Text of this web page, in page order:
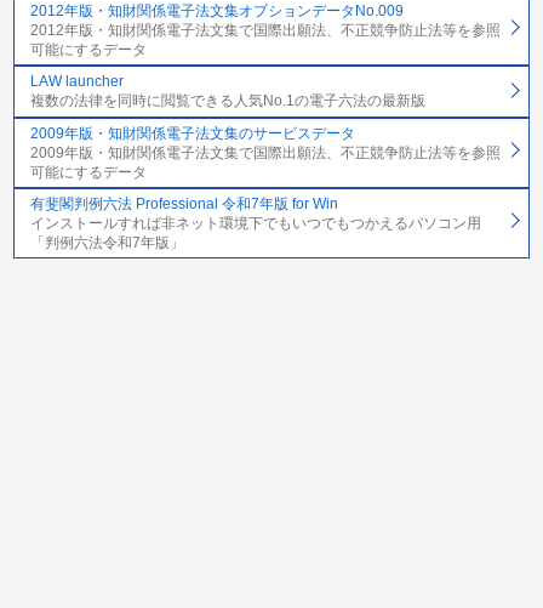
2012年版・知財関係電子法文集オプションデータNo.009
2012年版・知財関係電子法文集で国際出願法、不正競争防止法等を参照
可能にするデータ
LAW launcher
複数の法律を同時に閲覧できる人気No.1の電子六法の最新版
2009年版・知財関係電子法文集のサービスデータ
2009年版・知財関係電子法文集で国際出願法、不正競争防止法等を参照
可能にするデータ
有斐閣判例六法 Professional 令和7年版 for Win
インストールすれば非ネット環境下でもいつでもつかえるパソコン用
「判例六法令和7年版」